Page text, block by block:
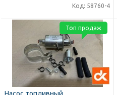
Код: 58760-4
Топ продаж